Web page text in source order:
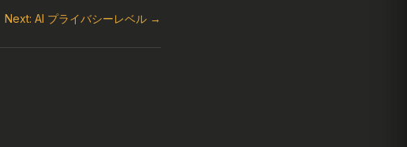
Next: AI プライバシーレベル →